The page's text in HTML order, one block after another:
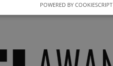
Funkcjonalność
POWERED BY COOKIESCRIPT